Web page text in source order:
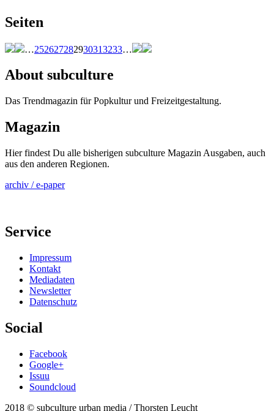
Seiten
…252627282930313233…
About subculture
Das Trendmagazin für Popkultur und Freizeitgestaltung.
Magazin
Hier findest Du alle bisherigen subculture Magazin Ausgaben, auch
aus den anderen Regionen.
archiv / e-paper
Service
Impressum
Kontakt
Mediadaten
Newsletter
Datenschutz
Social
Facebook
Google+
Issuu
Soundcloud
2018 © subculture urban media / Thorsten Leucht